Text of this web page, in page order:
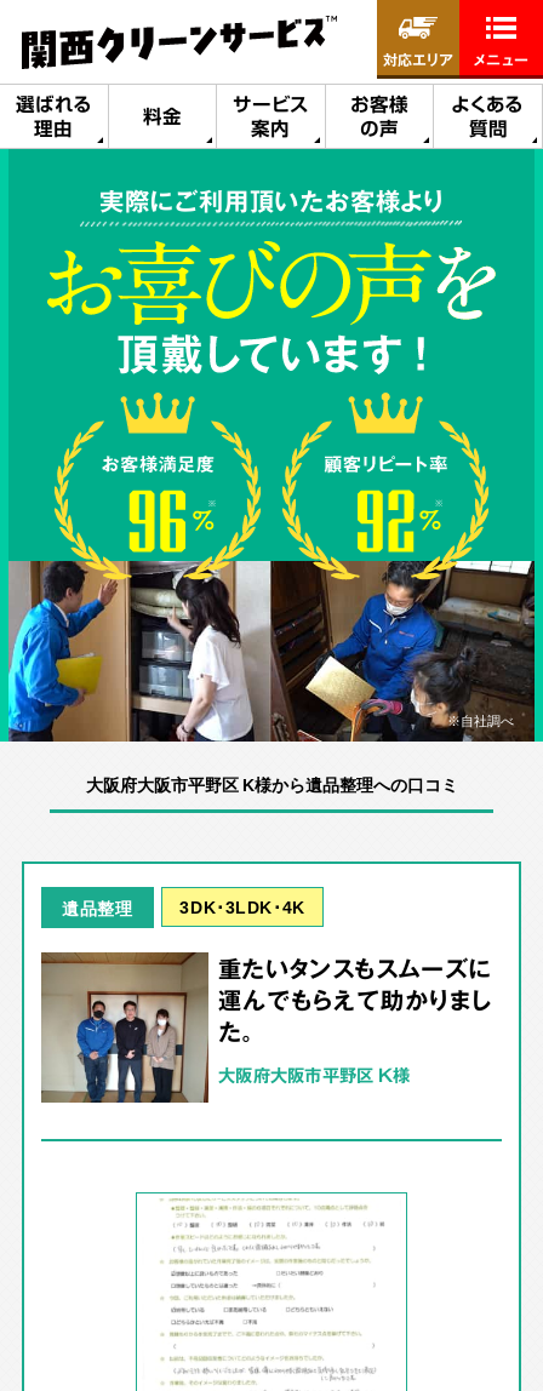
選ばれる
理由
料金
サービス
案内
お客様
の声
よくある
質問
対応エリア メニュー
実際にご利用頂いたお客様より
※自社調べ
大阪府大阪市平野区 K様から遺品整理への口コミ
遺品整理 3DK･3LDK･4K
重たいタンスもスムーズに
運んでもらえて助かりまし
た。
大阪府大阪市平野区 K様